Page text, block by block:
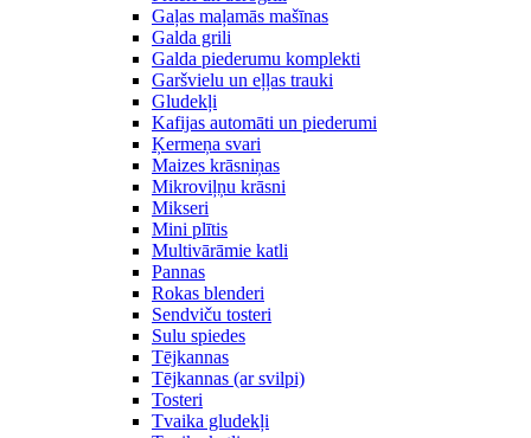
Gaļas maļamās mašīnas
Galda grili
Galda piederumu komplekti
Garšvielu un eļļas trauki
Gludekļi
Kafijas automāti un piederumi
Ķermeņa svari
Maizes krāsniņas
Mikroviļņu krāsni
Mikseri
Mini plītis
Multivārāmie katli
Pannas
Rokas blenderi
Sendviču tosteri
Sulu spiedes
Tējkannas
Tējkannas (ar svilpi)
Tosteri
Tvaika gludekļi